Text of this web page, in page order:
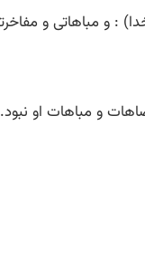
: و مباهاتی و